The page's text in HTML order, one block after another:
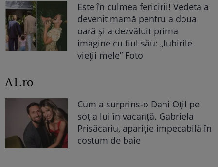
Este în culmea fericirii! Vedeta a
devenit mamă pentru a doua
oară și a dezvăluit prima
imagine cu fiul său: „Iubirile
vieții mele” Foto
A1.ro
Cum a surprins-o Dani Oțil pe
soția lui în vacanță. Gabriela
Prisăcariu, apariție impecabilă în
costum de baie